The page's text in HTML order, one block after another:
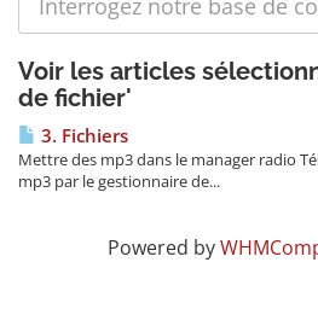
Voir les articles
de fichier'
3. Fichiers
Mettre des mp3 dans le manager radio
mp3 par le gestionnaire de...
Powered by